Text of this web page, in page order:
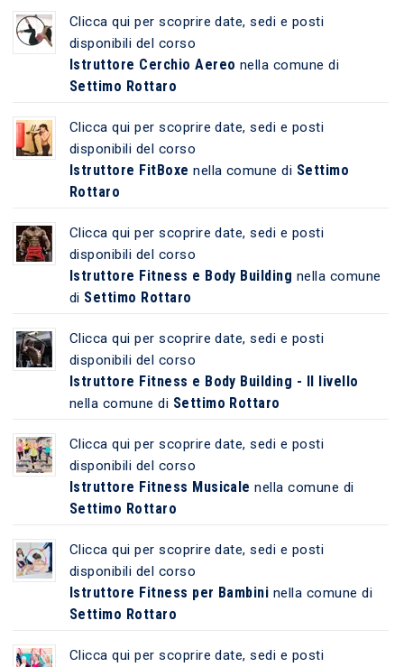
Clicca qui per scoprire date, sedi e posti
disponibili del corso
Istruttore Cerchio Aereo nella comune di
Settimo Rottaro
Clicca qui per scoprire date, sedi e posti
disponibili del corso
Istruttore FitBoxe nella comune di Settimo
Rottaro
Clicca qui per scoprire date, sedi e posti
disponibili del corso
Istruttore Fitness e Body Building nella comune
di Settimo Rottaro
Clicca qui per scoprire date, sedi e posti
disponibili del corso
Istruttore Fitness e Body Building - II livello
nella comune di Settimo Rottaro
Clicca qui per scoprire date, sedi e posti
disponibili del corso
Istruttore Fitness Musicale nella comune di
Settimo Rottaro
Clicca qui per scoprire date, sedi e posti
disponibili del corso
Istruttore Fitness per Bambini nella comune di
Settimo Rottaro
Clicca qui per scoprire date, sedi e posti